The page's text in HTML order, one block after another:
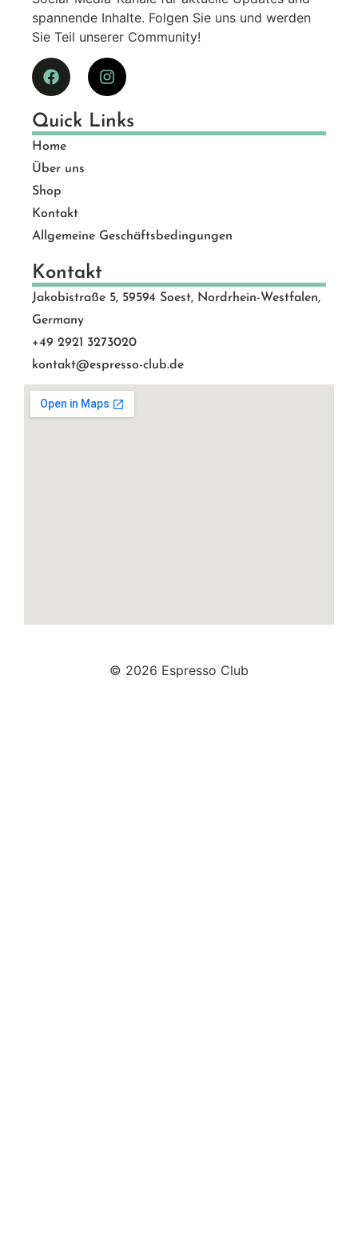
spannende Inhalte. Folgen Sie uns und werden
Sie Teil unserer Community!
Quick Links
Home
Über uns
Shop
Kontakt
Allgemeine Geschäftsbedingungen
Kontakt
Jakobistraße 5, 59594 Soest, Nordrhein-Westfalen,
Germany
+49 2921 3273020
kontakt@espresso-club.de
© 2026 Espresso Club